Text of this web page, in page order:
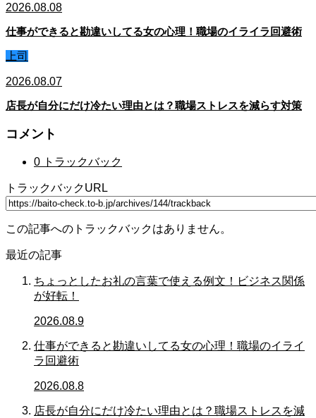
2026.08.08
仕事ができると勘違いしてる女の心理！職場のイライラ回避術
上司
2026.08.07
店長が自分にだけ冷たい理由とは？職場ストレスを減らす対策
コメント
0 トラックバック
トラックバックURL
この記事へのトラックバックはありません。
最近の記事
ちょっとしたお礼の言葉で使える例文！ビジネス関係
が好転！
2026.08.9
仕事ができると勘違いしてる女の心理！職場のイライ
ラ回避術
2026.08.8
店長が自分にだけ冷たい理由とは？職場ストレスを減